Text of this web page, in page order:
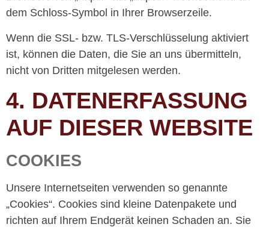
dem Schloss-Symbol in Ihrer Browserzeile.
Wenn die SSL- bzw. TLS-Verschlüsselung aktiviert
ist, können die Daten, die Sie an uns übermitteln,
nicht von Dritten mitgelesen werden.
4. DATENERFASSUNG
AUF DIESER WEBSITE
COOKIES
Unsere Internetseiten verwenden so genannte
„Cookies“. Cookies sind kleine Datenpakete und
richten auf Ihrem Endgerät keinen Schaden an. Sie